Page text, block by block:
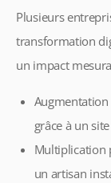
Plusieurs
transformation
un impact
grâce à un
Multiplication
un artisan